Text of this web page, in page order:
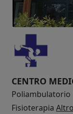
CENTRO
Poliambulatorio
Fisioterapia Altro